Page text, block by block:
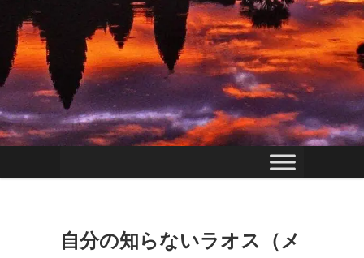
自分の知らないラオス（メ